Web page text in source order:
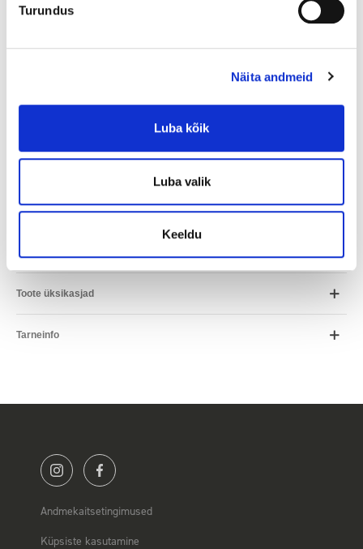
Turundus
Näita andmeid
Luba kõik
Luba valik
Keeldu
4 tk
Saadaval ainult e-poes
*Arvutus on ligikaudne ja võib erineda Teile pakutavatest
Toote üksikasjad
Tarneinfo
Andmekaitsetingimused
Küpsiste kasutamine